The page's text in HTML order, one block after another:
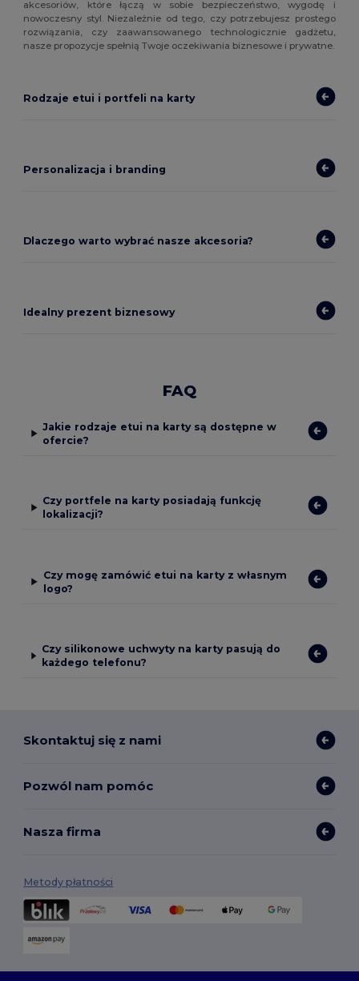
akcesoriów, które łączą w sobie bezpieczeństwo, wygodę i
nowoczesny styl. Niezależnie od tego, czy potrzebujesz prostego
rozwiązania, czy zaawansowanego technologicznie gadżetu,
nasze propozycje spełnią Twoje oczekiwania biznesowe i prywatne.
Rodzaje etui i portfeli na karty
Personalizacja i branding
Dlaczego warto wybrać nasze akcesoria?
Idealny prezent biznesowy
FAQ
Jakie rodzaje etui na karty są dostępne w
ofercie?
Czy portfele na karty posiadają funkcję
lokalizacji?
Czy mogę zamówić etui na karty z własnym
logo?
Czy silikonowe uchwyty na karty pasują do
każdego telefonu?
Skontaktuj się z nami
Pozwól nam pomóc
Nasza firma
Metody płatności